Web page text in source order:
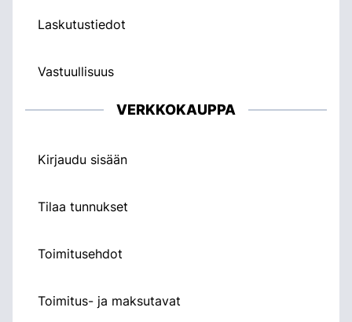
Laskutustiedot
Vastuullisuus
VERKKOKAUPPA
Kirjaudu sisään
Tilaa tunnukset
Toimitusehdot
Toimitus- ja maksutavat